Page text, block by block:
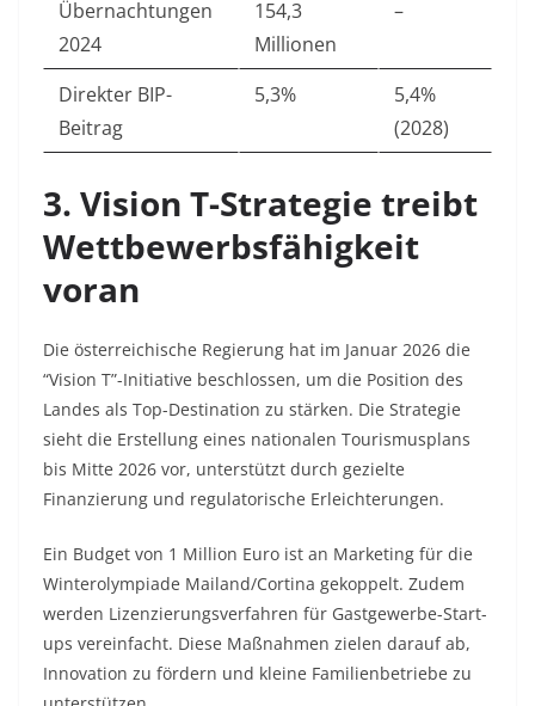
Übernachtungen
2024
154,3
Millionen
–
Direkter BIP-
Beitrag
5,3%
5,4%
(2028)
3. Vision T-Strategie treibt
Wettbewerbsfähigkeit
voran
Die österreichische Regierung hat im Januar 2026 die
“Vision T”-Initiative beschlossen, um die Position des
Landes als Top-Destination zu stärken. Die Strategie
sieht die Erstellung eines nationalen Tourismusplans
bis Mitte 2026 vor, unterstützt durch gezielte
Finanzierung und regulatorische Erleichterungen.​
Ein Budget von 1 Million Euro ist an Marketing für die
Winterolympiade Mailand/Cortina gekoppelt. Zudem
werden Lizenzierungsverfahren für Gastgewerbe-Start-
ups vereinfacht. Diese Maßnahmen zielen darauf ab,
Innovation zu fördern und kleine Familienbetriebe zu